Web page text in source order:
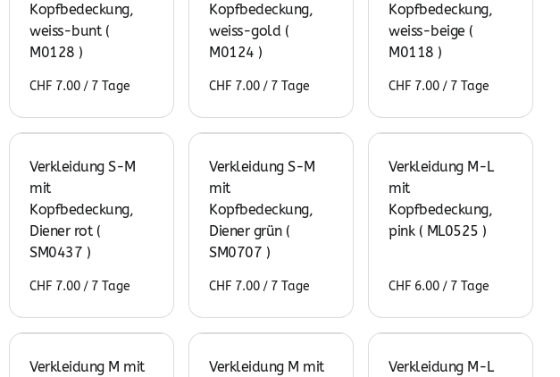
Kopfbedeckung,
weiss-bunt (
M0128 )
/
Kopfbedeckung,
weiss-gold (
M0124 )
/
Kopfbedeckung,
weiss-beige (
M0118 )
/
Verkleidung S-M
mit
Kopfbedeckung,
Diener rot (
SM0437 )
/
Verkleidung S-M
mit
Kopfbedeckung,
Diener grün (
SM0707 )
/
Verkleidung M-L
mit
Kopfbedeckung,
pink ( ML0525 )
/
Verkleidung M mit
Verkleidung M mit
Verkleidung M-L